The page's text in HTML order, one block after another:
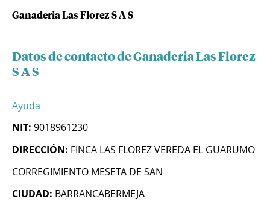
Ganaderia Las Florez S A S
Datos de contacto de Ganaderia Las Florez
S A S
Ayuda
NIT: 9018961230
DIRECCIÓN: FINCA LAS FLOREZ VEREDA EL GUARUMO
CORREGIMIENTO MESETA DE SAN
CIUDAD: BARRANCABERMEJA